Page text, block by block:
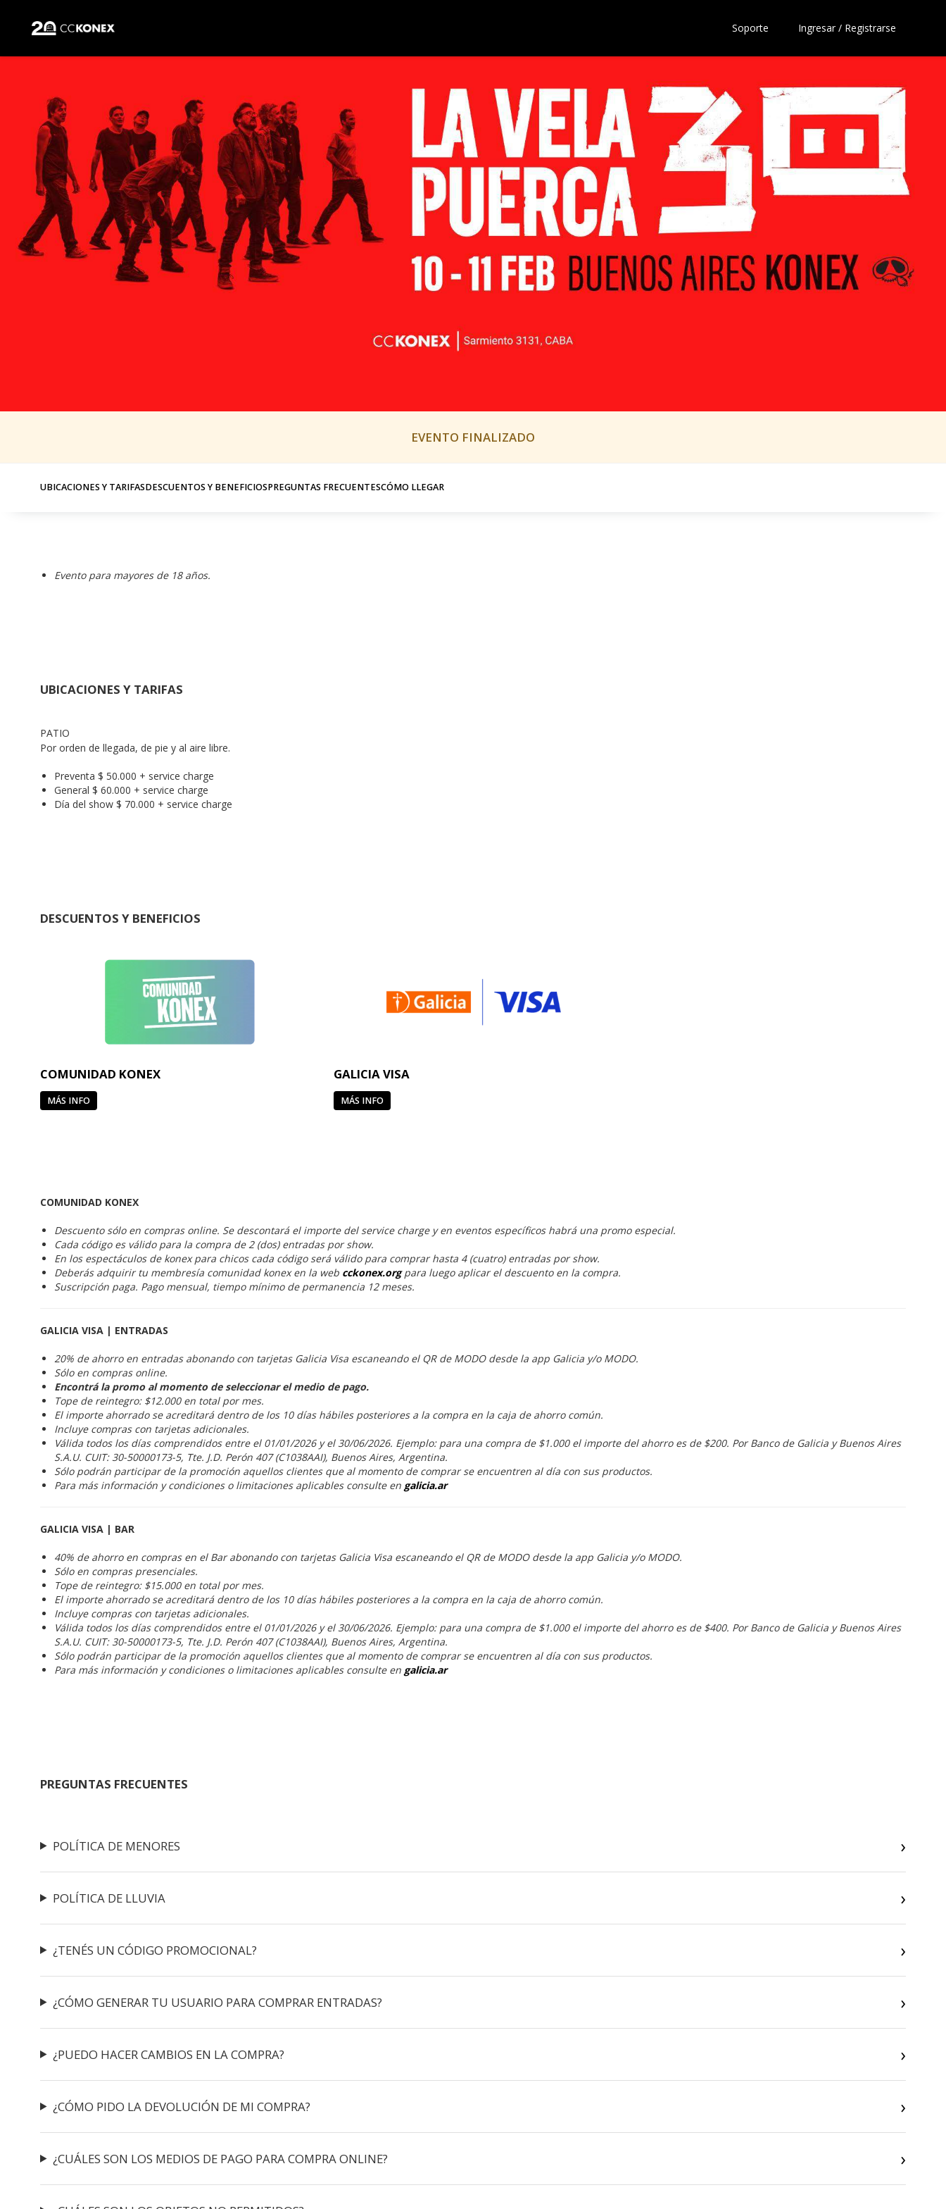
Soporte Ingresar / Registrarse
EVENTO FINALIZADO
UBICACIONES Y TARIFASDESCUENTOS Y BENEFICIOSPREGUNTAS FRECUENTESCÓMO LLEGAR
Evento para mayores de 18 años.
UBICACIONES Y TARIFAS
PATIO
Por orden de llegada, de pie y al aire libre.
Preventa $ 50.000 + service charge
General $ 60.000 + service charge
Día del show $ 70.000 + service charge
DESCUENTOS Y BENEFICIOS
COMUNIDAD KONEX
MÁS INFO
GALICIA VISA
MÁS INFO
COMUNIDAD KONEX
Descuento sólo en compras online. Se descontará el importe del service charge y en eventos específicos habrá una promo especial.
Cada código es válido para la compra de 2 (dos) entradas por show.
En los espectáculos de konex para chicos cada código será válido para comprar hasta 4 (cuatro) entradas por show.
Deberás adquirir tu membresía comunidad konex en la web cckonex.org para luego aplicar el descuento en la compra.
Suscripción paga. Pago mensual, tiempo mínimo de permanencia 12 meses.
GALICIA VISA | ENTRADAS
20% de ahorro en entradas abonando con tarjetas Galicia Visa escaneando el QR de MODO desde la app Galicia y/o MODO.
Sólo en compras online.
Encontrá la promo al momento de seleccionar el medio de pago.
Tope de reintegro: $12.000 en total por mes.
El importe ahorrado se acreditará dentro de los 10 días hábiles posteriores a la compra en la caja de ahorro común.
Incluye compras con tarjetas adicionales.
Válida todos los días comprendidos entre el 01/01/2026 y el 30/06/2026. Ejemplo: para una compra de $1.000 el importe del ahorro es de $200. Por Banco de Galicia y Buenos Aires
S.A.U. CUIT: 30-50000173-5, Tte. J.D. Perón 407 (C1038AAI), Buenos Aires, Argentina.
Sólo podrán participar de la promoción aquellos clientes que al momento de comprar se encuentren al día con sus productos.
Para más información y condiciones o limitaciones aplicables consulte en galicia.ar
GALICIA VISA | BAR
40% de ahorro en compras en el Bar abonando con tarjetas Galicia Visa escaneando el QR de MODO desde la app Galicia y/o MODO.
Sólo en compras presenciales.
Tope de reintegro: $15.000 en total por mes.
El importe ahorrado se acreditará dentro de los 10 días hábiles posteriores a la compra en la caja de ahorro común.
Incluye compras con tarjetas adicionales.
Válida todos los días comprendidos entre el 01/01/2026 y el 30/06/2026. Ejemplo: para una compra de $1.000 el importe del ahorro es de $400. Por Banco de Galicia y Buenos Aires
S.A.U. CUIT: 30-50000173-5, Tte. J.D. Perón 407 (C1038AAI), Buenos Aires, Argentina.
Sólo podrán participar de la promoción aquellos clientes que al momento de comprar se encuentren al día con sus productos.
Para más información y condiciones o limitaciones aplicables consulte en galicia.ar
PREGUNTAS FRECUENTES
POLÍTICA DE MENORES
POLÍTICA DE LLUVIA
¿TENÉS UN CÓDIGO PROMOCIONAL?
¿CÓMO GENERAR TU USUARIO PARA COMPRAR ENTRADAS?
¿PUEDO HACER CAMBIOS EN LA COMPRA?
¿CÓMO PIDO LA DEVOLUCIÓN DE MI COMPRA?
¿CUÁLES SON LOS MEDIOS DE PAGO PARA COMPRA ONLINE?